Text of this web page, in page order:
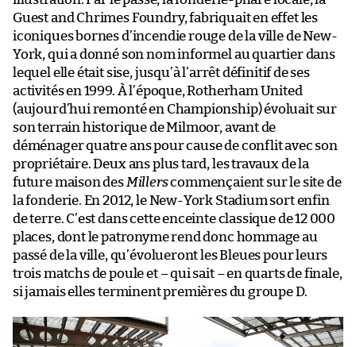
Guest and Chrimes Foundry, fabriquait en effet les
iconiques bornes d’incendie rouge de la ville de New-
York, qui a donné son nom informel au quartier dans
lequel elle était sise, jusqu’à l’arrêt définitif de ses
activités en 1999. À l’époque, Rotherham United
(aujourd’hui remonté en Championship) évoluait sur
son terrain historique de Milmoor, avant de
déménager quatre ans pour cause de conflit avec son
propriétaire. Deux ans plus tard, les travaux de la
future maison des Millerscommençaient sur le site de
la fonderie. En 2012, le New-York Stadium sort enfin
de terre. C’est dans cette enceinte classique de 12 000
places, dont le patronyme rend donc hommage au
passé de la ville, qu’évolueront les Bleues pour leurs
trois matchs de poule et – qui sait – en quarts de finale,
si jamais elles terminent premières du groupe D.